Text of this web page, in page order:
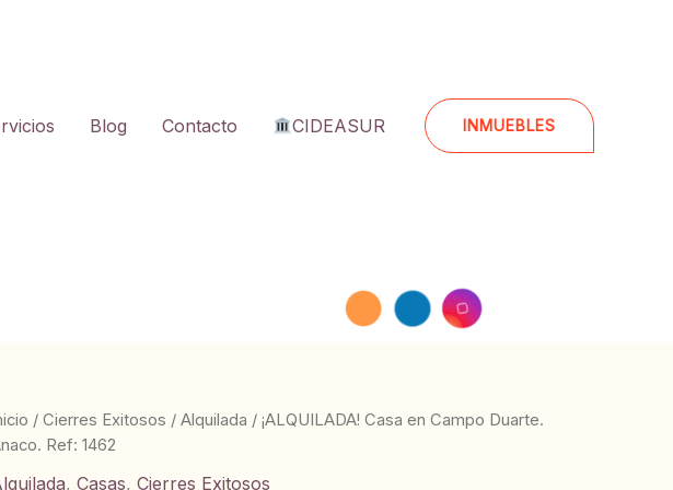
Blog Contacto CIDEASUR INMUEBLES
/ Cierres Exitosos / Alquilada / ¡ALQUILADA! Casa en Campo Duarte.
Ref: 1462
, Casas, Cierres Exitosos